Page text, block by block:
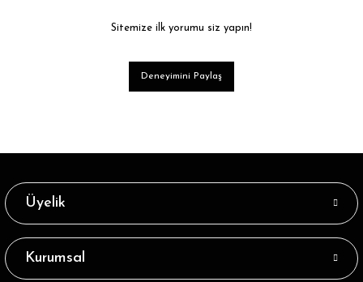
Sitemize ilk yorumu siz yapın!
Deneyimini Paylaş
Üyelik
Kurumsal